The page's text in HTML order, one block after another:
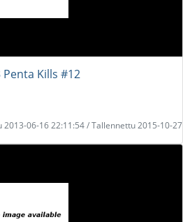
Penta Kills #12
2013-06-16 22:11:54 / Tallennettu 2015-10-27